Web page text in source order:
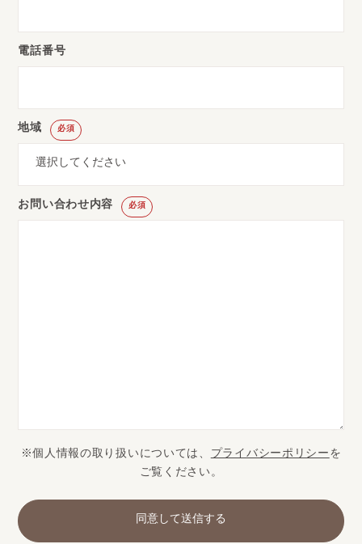
電話番号
地域 必須
お問い合わせ内容 必須
※個人情報の取り扱いについては、プライバシーポリシーを
ご覧ください。